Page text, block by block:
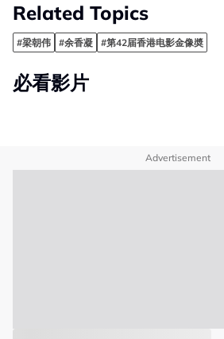
Related Topics
#梁朝伟 #余香凝 #第42届香港电影金像奬
必看影片
Advertisement